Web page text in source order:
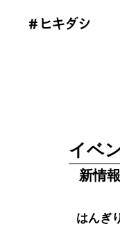
イベ
新情
はんぎ